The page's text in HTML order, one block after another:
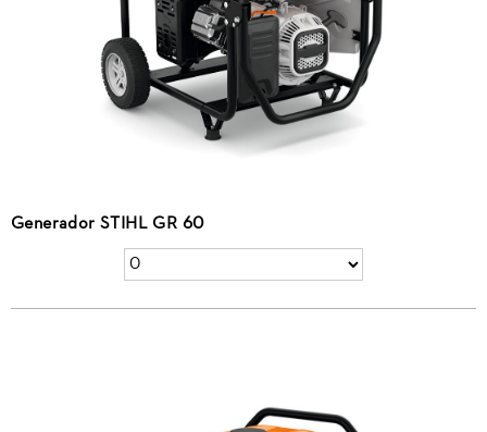
Generador STIHL GR 60